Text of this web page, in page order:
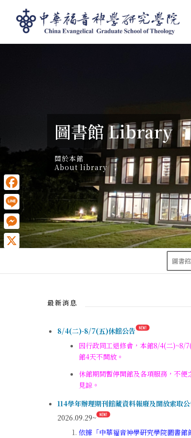
圖書館 Library
關於本館
About library
圖書
最新消息
8/4(二)-8/7(五)休館公告
因行政同工退修會，本館8/4(二)~8/
館4天不開放。
休館期間暫停開館及各項服務，不便
見諒。
114學年辦理期刊館藏資料報廢及開放索取
2026.09.29~
依據「中華福音神學研究學院圖書館
Facebook
Line
Messenger